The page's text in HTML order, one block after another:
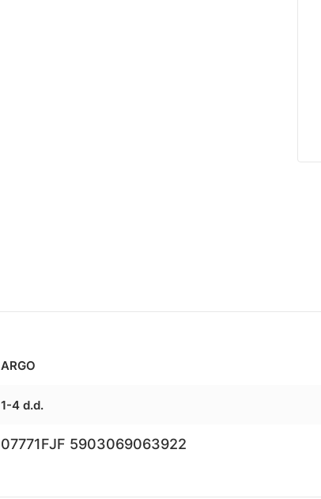
ARGO
1-4 d.d.
07771FJF 5903069063922